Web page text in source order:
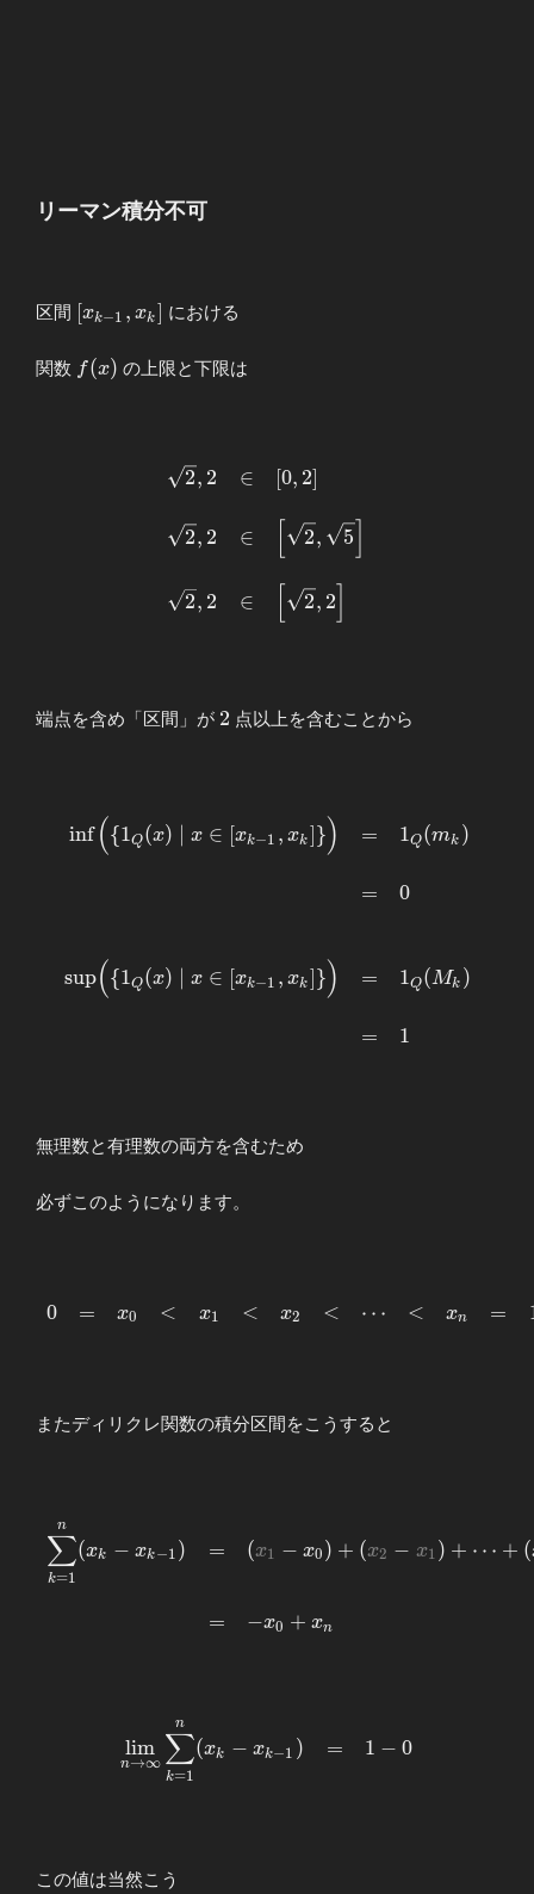
リーマン積分不可
区間 [x_{k-
[xk−1 , xk] における
関数 f(x)
f(x) の上限と下限は
\begin{array}
\sqrt{2},2&∈&
\displaystyle
\left[ 0,2 \right]
\\ \\
\sqrt{2},2&∈&
\right] \\ \\
\right]
\end{array}
2, 2
2, 2
2, 2
∈
∈
∈
[0, 2]
[ 2, 5]
2, 2
端点を含め「区間」が 2
2 点以上を含むことから
\begin{array}{rllllll}
\displaystyle
\Bigr)&=&1_Q(m_k)
\\ \\ &=&0 \\ \\ \\
&=&1 \end{array}
inf ({1Q(x) x ∈ [xk−1 , xk]})
sup({1Q(x) x ∈ [xk−1 , xk]})
=
=
=
=
1Q(mk )
0
1Q(Mk )
1
無理数と有理数の両方を含むため
必ずこのようになります。
\begin{array}
<&x_1&
<&x_2&
0 = x0 < x1 < x2 < ⋯ < xn =
またディリクレ関数の積分区間をこうすると
\begin{array}
{llllll}
\displaystyle
(\textcolor{gray}
{x_2}-
\textcolor{gray}
{x_{n-1}}) \\ \\
k=1
∑
n
(xk − xk−1 ) =
=
(x1 − x0 ) + (x2 − x1 ) + ⋯ + (
−x0 + xn
\begin{array}
{llllll}
\displaystyle
1})&=&1-0
n→∞
lim
k=1
∑
n
(xk − xk−1 ) = 1 − 0
この値は当然こう